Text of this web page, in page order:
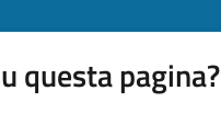
questa pagina?